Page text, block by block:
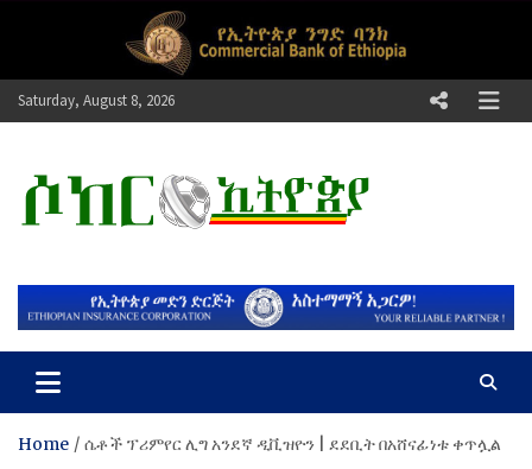
Saturday, August 8, 2026
ሶከር ኢትዮጵያ
Home ሴቶች ፕሪምየር ሊግ አንደኛ ዲቪዝዮን | ደደቢት በአሸናፊነቱ ቀጥሏል